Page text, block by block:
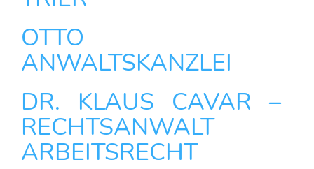
OTTO
ANWALTSKANZLEI
DR. KLAUS CAVAR –
RECHTSANWALT
ARBEITSRECHT